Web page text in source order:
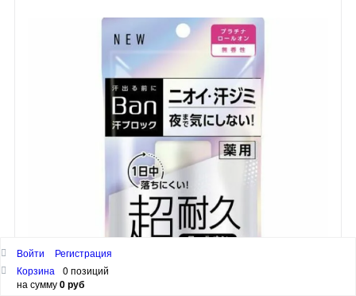
Войти
Регистрация
Корзина
0 позиций
на сумму0 руб